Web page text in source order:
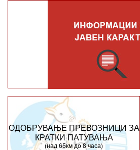
ОДОБРУВАЊЕ ПРЕВОЗНИЦИ ЗА
КРАТКИ ПАТУВАЊА
(над 65км до 8 часа)